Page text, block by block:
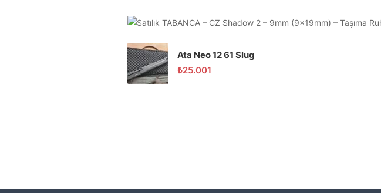
Ata Neo 12 61 Slug
₺25.001